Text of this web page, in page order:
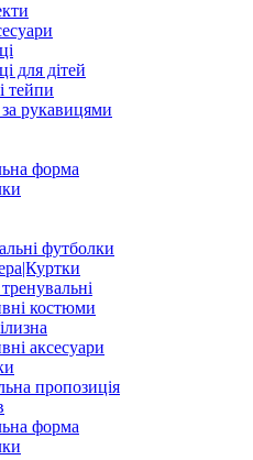
для дітей
тейпи
рукавицями
форма
футболки
костюми
аксесуари
пропозиція
форма